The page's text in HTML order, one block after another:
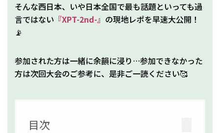
そんな西日本、いや日本全国で最も話題といっても過
言ではない 『XPT-2nd-』 の現地レポを早速大公開！
📡
参加された方は一緒に余韻に浸り…参加できなかった
方は次回大会のご参考に、是非ご一読ください🥰
目次